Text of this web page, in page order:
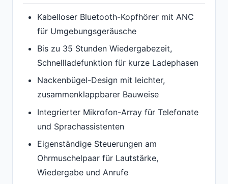
Kabelloser Bluetooth-Kopfhörer mit ANC
für Umgebungsgeräusche
Bis zu 35 Stunden Wiedergabezeit,
Schnellladefunktion für kurze Ladephasen
Nackenbügel-Design mit leichter,
zusammenklappbarer Bauweise
Integrierter Mikrofon-Array für Telefonate
und Sprachassistenten
Eigenständige Steuerungen am
Ohrmuschelpaar für Lautstärke,
Wiedergabe und Anrufe